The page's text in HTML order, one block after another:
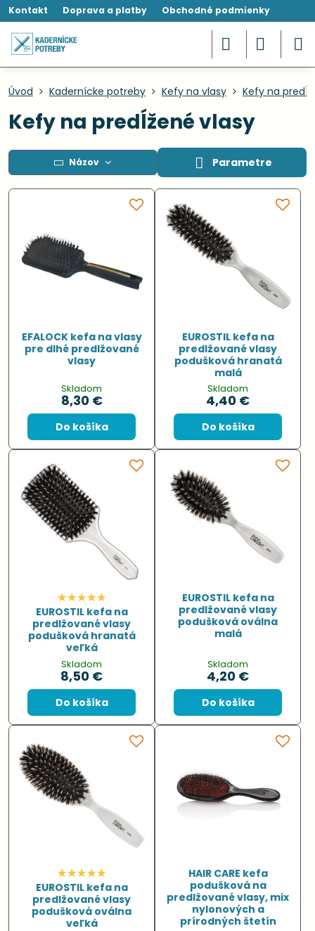
Kontakt Doprava a platby Obchodné podmienky
Úvod Kadernícke potreby Kefy na vlasy Kefy na
Kefy na predĺžené vlasy
Názov Parametre
EFALOCK kefa na vlasy
pre dlhé predlžované
vlasy
Skladom
8,30 €
Do košíka
EUROSTIL kefa na
predlžované vlasy
podušková hranatá
malá
Skladom
4,40 €
Do košíka
EUROSTIL kefa na
predlžované vlasy
podušková hranatá
veľká
Skladom
8,50 €
Do košíka
EUROSTIL kefa na
predlžované vlasy
podušková oválna
malá
Skladom
4,20 €
Do košíka
EUROSTIL kefa na
predlžované vlasy
podušková oválna
veľká
HAIR CARE kefa
podušková na
predlžované vlasy, mix
nylonových a
prírodných štetín